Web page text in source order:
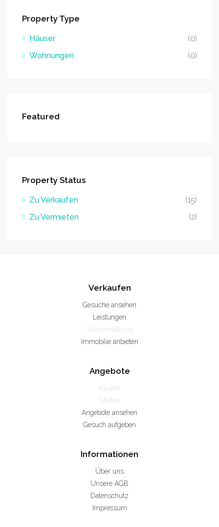
Property Type
Häuser
(0)
Wohnungen
(0)
Featured
Property Status
Zu Verkaufen
(15)
Zu Vermieten
(2)
Verkaufen
Gesuche ansehen
Leistungen
Wertermittlung
Immobilie anbieten
Angebote
Kaufen
Mieten
Angebote ansehen
Gesuch aufgeben
Informationen
Über uns
Unsere AGB
Datenschutz
Impressum